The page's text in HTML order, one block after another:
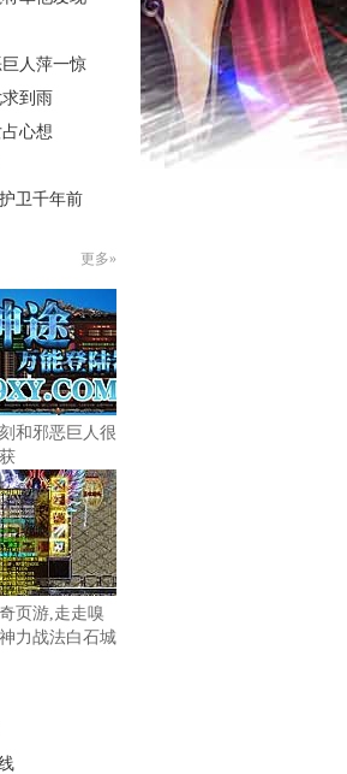
人萍一惊
到雨
心想
卫千年前
更多»
和邪恶巨人很
页游,走走嗅
力战法白石城